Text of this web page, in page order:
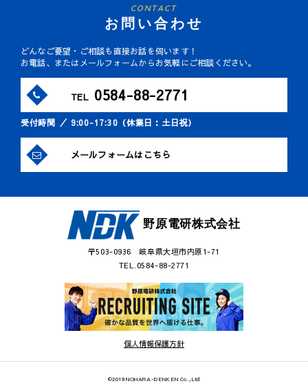
CONTACT
お問い合わせ
どんなご要望・ご相談も直接お話を伺います！
お電話、またはメールフォームからお気軽にご相談ください。
TEL 0584-88-2771
受付時間 ／ 9:00-17:30（休業日：土日祝）
メールフォームはこちら
野原電研株式会社
〒503-0936 岐阜県大垣市内原1-71
TEL.0584-88-2771
個人情報保護方針
©2019 NOHARA-DENKEN Co.,Ltd